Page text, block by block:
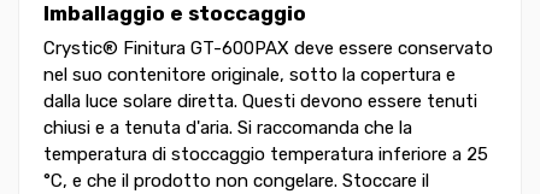
Imballaggio e stoccaggio
Crystic® Finitura GT-600PAX deve essere conservato
nel suo contenitore originale, sotto la copertura e
dalla luce solare diretta. Questi devono essere tenuti
chiusi e a tenuta d'aria. Si raccomanda che la
temperatura di stoccaggio temperatura inferiore a 25
°C, e che il prodotto non congelare. Stoccare il